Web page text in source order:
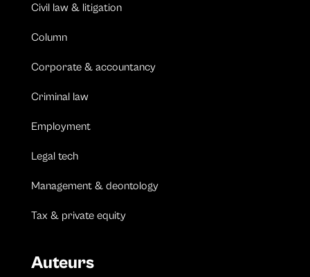
Civil law & litigation
Column
Corporate & accountancy
Criminal law
Employment
Legal tech
Management & deontology
Tax & private equity
Auteurs